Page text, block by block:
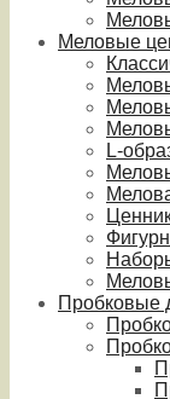
Меловые
L-
Пробковые